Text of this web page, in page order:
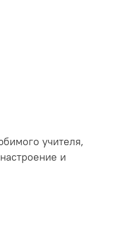
учителя,
и